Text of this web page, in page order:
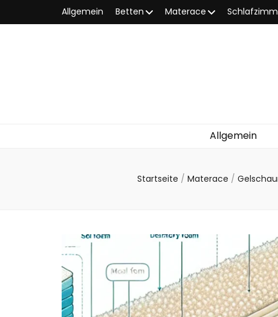
Allgemein Betten Materace
Allgemein
Startseite / Materace /